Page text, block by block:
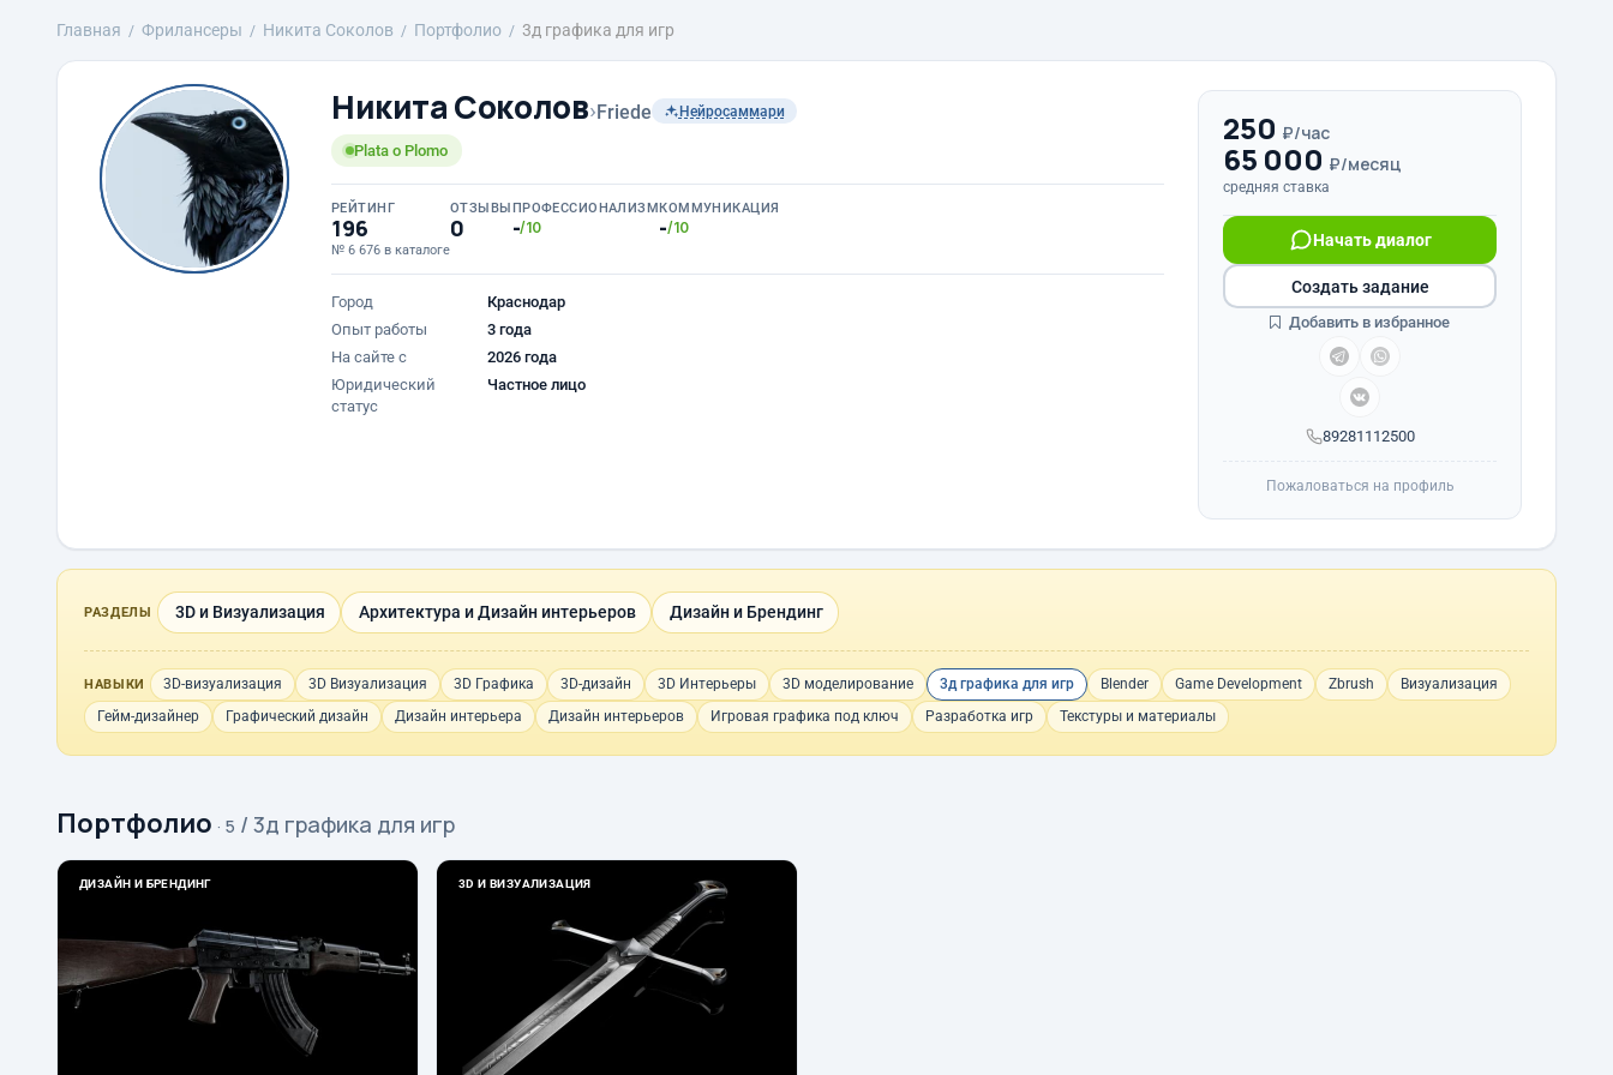
Главная Фрилансеры Никита Соколов Портфолио 3д графика для игр
Никита Соколов›Friede Нейросаммари
Plata o Plomo
РЕЙТИНГ
196
№ 6 676 в каталоге
ОТЗЫВЫ
0
ПРОФЕССИОНАЛИЗМ
-/10
КОММУНИКАЦИЯ
-/10
Город
Краснодар
Опыт работы
3 года
На сайте с
2026 года
Юридический
статус
Частное лицо
250 ₽/час
65 000 ₽/месяц
средняя ставка
89281112500
Начать диалог
Создать задание
Добавить в избранное
Пожаловаться на профиль
РАЗДЕЛЫ 3D и Визуализация Архитектура и Дизайн интерьеров Дизайн и Брендинг
НАВЫКИ 3D-визуализация 3D Визуализация 3D Графика 3D-дизайн 3D Интерьеры 3D моделирование 3д графика для игр Blender Game Development Zbrush
Визуализация
Гейм-дизайнер
Графический дизайн Дизайн интерьера Дизайн интерьеров Игровая графика под ключ Разработка игр Текстуры и материалы
Портфолио · 5 / 3д графика для игр
ДИЗАЙН И БРЕНДИНГ 3D И ВИЗУАЛИЗАЦИЯ